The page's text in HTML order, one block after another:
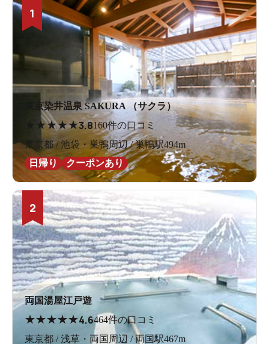
1
東京染井温泉 SAKURA （サクラ）
★★★★3.8160件の口コミ
東京都 / 池袋・巣鴨周辺 / 巣鴨駅494m
日帰り
クーポンあり
2
両国湯屋江戸遊
★★★★★4.6464件の口コミ
東京都 / 浅草・両国周辺 / 両国駅467m